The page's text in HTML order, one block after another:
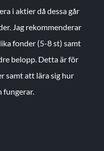
i aktier då dessa går
Jag rekommenderar
fonder (5-8 st) samt
belopp. Detta är för
samt att lära sig hur
fungerar.